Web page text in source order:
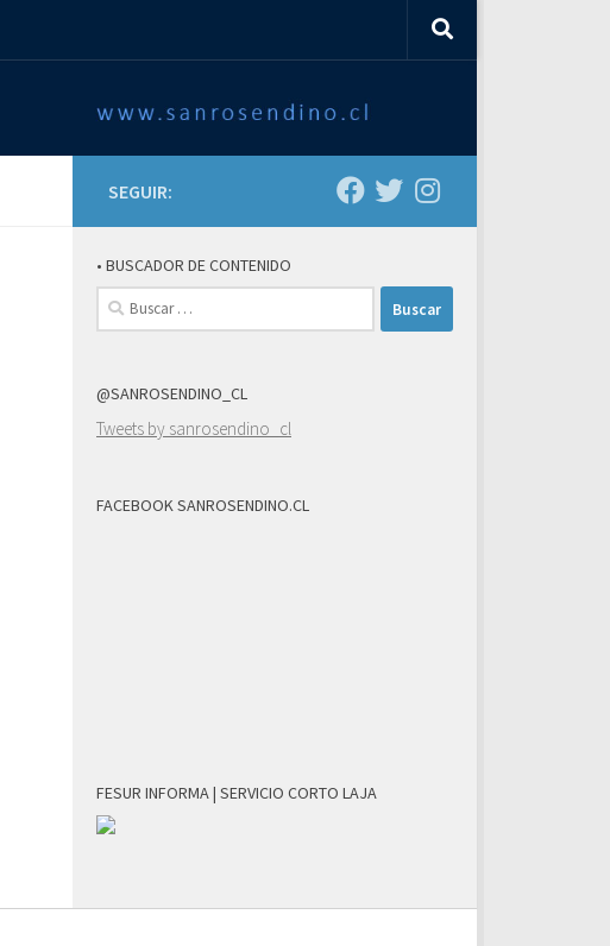
SEGUIR:
• BUSCADOR DE CONTENIDO
Buscar:
@SANROSENDINO_CL
Tweets by sanrosendino_cl
FACEBOOK SANROSENDINO.CL
FESUR INFORMA | SERVICIO CORTO LAJA